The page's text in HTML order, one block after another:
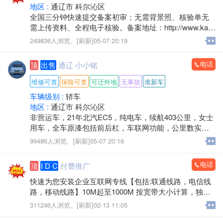
地区 : 通辽市 科尔沁区
全国三分钟快速提交备案初审；无需背景照、核验单无
需上传资料、全程电子核验。备案地址：http://www.kaiw
angidc.com/
249836人浏览、 [刷新]05-07 20:19
顶 出售 通辽 小小铭
电话
维修可查 保险可查 可迁外地 无事故 准新车
车辆级别 : 轿车
地区 : 通辽市 科尔沁区
非营运车，21年北汽EC5，纯电车，续航403公里，女士
用车，全车原漆包括前后杠，车联网功能，公里数实表7
万多公里！想换车出手
99486人浏览、 [刷新]05-07 20:16
顶 I D C 付费推广 电话
快速为您安装企业互联网专线【包括:联通线路，电信线
路，移动线路】10M起至1000M 按宽带大小计算，独立I
P，速度快 物美价廉。如有需求速联系我们【内蒙古凯
网信息技术有限公司】！
311246人浏览、 [刷新]02-13 11:05